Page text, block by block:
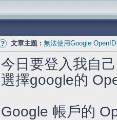
文章主題 : 無法使用Google
今日要登入我自
選擇google的
Google 帳戶的